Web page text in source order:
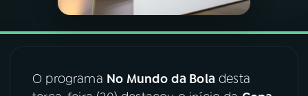
06VIDEOCASTS
07ÚLTIMAS
O programa No Mundo da Bola desta